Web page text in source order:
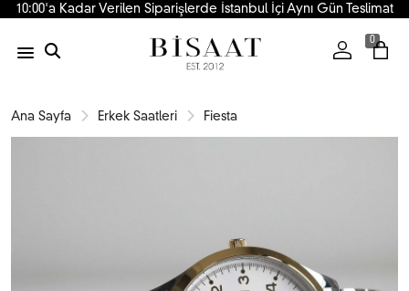
10:00'a Kadar Verilen Siparişlerde İstanbul İçi Aynı Gün Teslimat
0
Ana Sayfa Erkek Saatleri Fiesta